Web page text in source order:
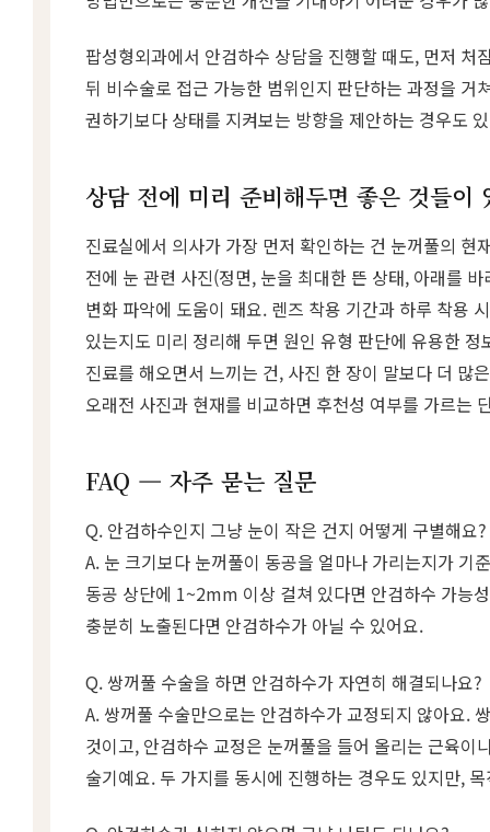
팝성형외과에서 안검하수 상담을 진행할 때도, 먼저 처
뒤 비수술로 접근 가능한 범위인지 판단하는 과정을 거
권하기보다 상태를 지켜보는 방향을 제안하는 경우도
상담 전에 미리 준비해두면 좋은 것들이
진료실에서 의사가 가장 먼저 확인하는 건 눈꺼풀의 현
전에 눈 관련 사진(정면, 눈을 최대한 뜬 상태, 아래를
변화 파악에 도움이 돼요. 렌즈 착용 기간과 하루 착용
있는지도 미리 정리해 두면 원인 유형 판단에 유용한
진료를 해오면서 느끼는 건, 사진 한 장이 말보다 더 많
오래전 사진과 현재를 비교하면 후천성 여부를 가르는
FAQ — 자주 묻는 질문
Q. 안검하수인지 그냥 눈이 작은 건지 어떻게 구별해요?
A. 눈 크기보다 눈꺼풀이 동공을 얼마나 가리는지가 기
동공 상단에 1~2mm 이상 걸쳐 있다면 안검하수 가능
충분히 노출된다면 안검하수가 아닐 수 있어요.
Q. 쌍꺼풀 수술을 하면 안검하수가 자연히 해결되나요?
A. 쌍꺼풀 수술만으로는 안검하수가 교정되지 않아요.
것이고, 안검하수 교정은 눈꺼풀을 들어 올리는 근육이
술기예요. 두 가지를 동시에 진행하는 경우도 있지만,